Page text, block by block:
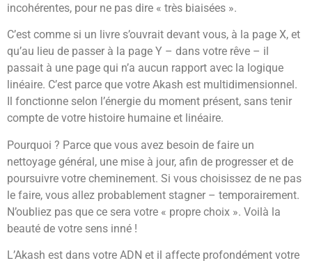
incohérentes, pour ne pas dire « très biaisées ».
C’est comme si un livre s’ouvrait devant vous, à la page X, et
qu’au lieu de passer à la page Y – dans votre rêve – il
passait à une page qui n’a aucun rapport avec la logique
linéaire. C’est parce que votre Akash est multidimensionnel.
Il fonctionne selon l’énergie du moment présent, sans tenir
compte de votre histoire humaine et linéaire.
Pourquoi ? Parce que vous avez besoin de faire un
nettoyage général, une mise à jour, afin de progresser et de
poursuivre votre cheminement. Si vous choisissez de ne pas
le faire, vous allez probablement stagner – temporairement.
N’oubliez pas que ce sera votre « propre choix ». Voilà la
beauté de votre sens inné !
L’Akash est dans votre ADN et il affecte profondément votre